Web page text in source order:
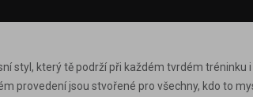
styl, který tě podrží při každém tvrdém tréninku
provedení jsou stvořené pro všechny, kdo to